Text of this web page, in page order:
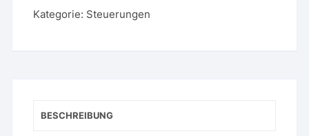
mit
Kabel
Kategorie: Steuerungen
BESCHREIBUNG